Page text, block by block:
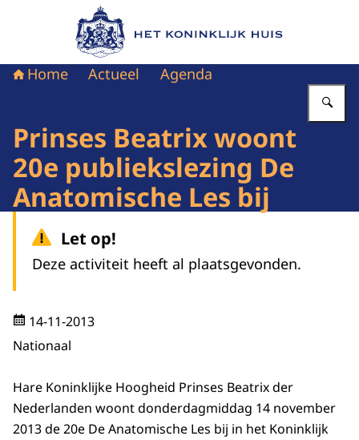
Naar de homepage van Het Koninklijk Huis
Home Actueel Agenda
Prinses Beatrix woont
20e publiekslezing De
Anatomische Les bij
Let op!
Deze activiteit heeft al plaatsgevonden.
14-11-2013
Nationaal
Hare Koninklijke Hoogheid Prinses Beatrix der
Nederlanden woont donderdagmiddag 14 november
2013 de 20e De Anatomische Les bij in het Koninklijk